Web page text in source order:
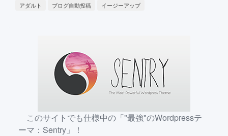
アダルト
ブログ自動投稿 イージーアップ
このサイトでも仕様中の「"最強"のWordpressテ
ーマ：Sentry」！